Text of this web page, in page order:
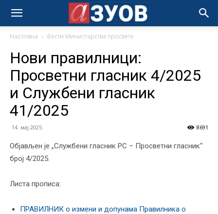
Насловна Вести Министарства просвете
Нови правилници:
Просветни гласник 4/2025
и Службени гласник
41/2025
14. мај 2025. 8691
Објављен је „Службени гласник РС – Просветни гласник“
број 4/2025.
Листа прописа:
ПРАВИЛНИК о измени и допунама Правилника о